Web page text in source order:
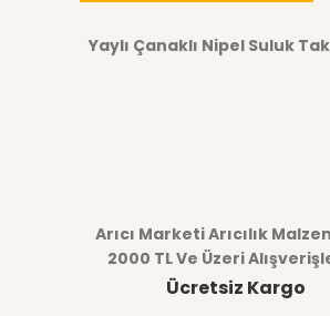
Yaylı Çanaklı Nipel Suluk
Ürün resmi kalitesiz, bozuk
Ürün açıklamasında eksik
Arıcı Marketi Arıcılık
2000 TL Ve Üzeri
Ücretsiz Kargo